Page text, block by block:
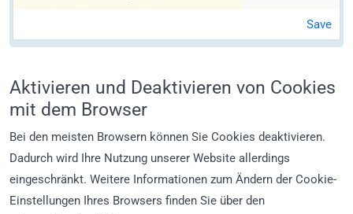
Save
Aktivieren und Deaktivieren von Cookies
mit dem Browser
Bei den meisten Browsern können Sie Cookies deaktivieren.
Dadurch wird Ihre Nutzung unserer Website allerdings
eingeschränkt. Weitere Informationen zum Ändern der Cookie-
Einstellungen Ihres Browsers finden Sie über den